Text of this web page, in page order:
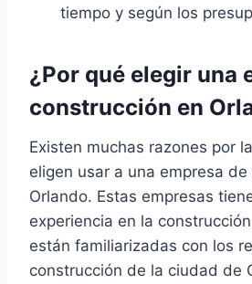
tiempo y según los
¿Por qué elegir una
construcción en
Existen muchas razones por
eligen usar a una empresa
Orlando. Estas empresas
experiencia en la
están familiarizadas con los
construcción de la ciudad de